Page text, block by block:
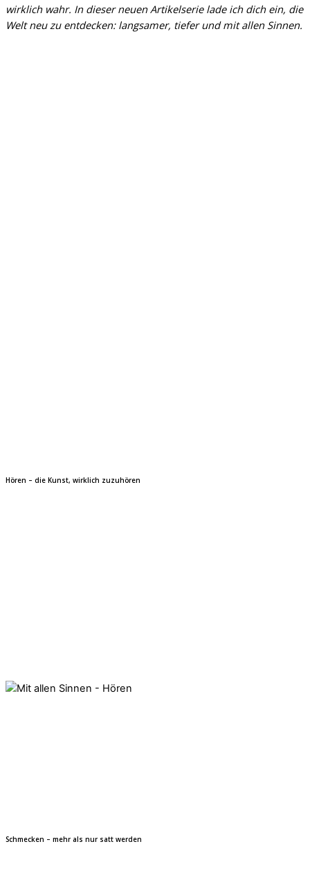
wirklich wahr. In dieser neuen Artikelserie lade ich dich ein, die
Welt neu zu entdecken: langsamer, tiefer und mit allen Sinnen.
Hören – die Kunst, wirklich zuzuhören
Schmecken – mehr als nur satt werden